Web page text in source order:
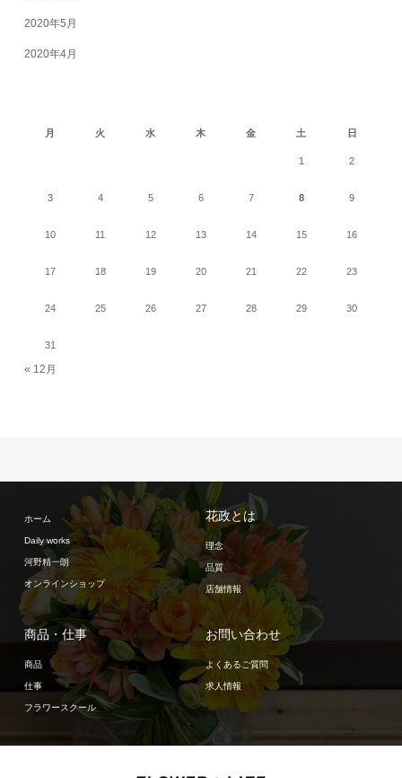
2020年5月
2020年4月
月
火 水 木 金 土 日
1 2
3 4 5 6 7 8 9
10 11 12 13 14 15 16
17 18 19 20 21 22 23
24 25 26 27 28 29 30
31
« 12月
ホーム
Daily works
河野精一朗
オンラインショップ
花政とは
理念
品質
店舗情報
商品・仕事
商品
仕事
フラワースクール
お問い合わせ
よくあるご質問
求人情報